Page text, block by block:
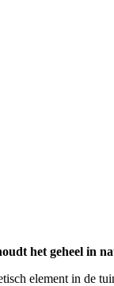
het geheel in
element in de